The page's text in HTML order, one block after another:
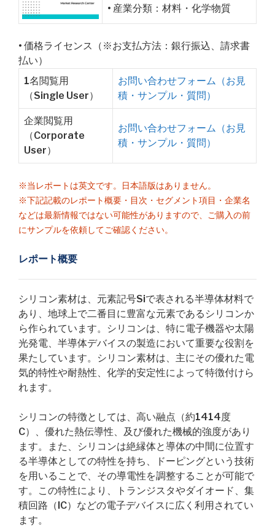
• 産業分類：材料・化学物質
• 価格ライセンス（※お支払方法：銀行振込、請求書
払い）
1名閲覧用
（Single User）
お問い合わせフォーム（お見
積・サンプル・質問）
企業閲覧用
（Corporate
User）
お問い合わせフォーム（お見
積・サンプル・質問）
※当レポートは英文です。日本語版はありません。
※下記記載のレポート概要・目次・セグメント項目・企業名
などは最新情報ではない可能性がありますので、ご購入の前
にサンプルを依頼してご確認ください。
レポート概要
シリコン素材は、元素記号Siで表される半導体材料で
あり、地球上で二番目に豊富な元素であるシリコンか
ら作られています。シリコンは、特に電子機器や太陽
光発電、半導体デバイスの製造において重要な役割を
果たしています。シリコン素材は、主にその優れた電
気的特性や耐熱性、化学的安定性によって特徴付けら
れます。
シリコンの特徴としては、高い融点（約1414度
C）、優れた熱伝導性、及び優れた機械的強度があり
ます。また、シリコンは絶縁体と導体の中間に位置す
る半導体としての特性を持ち、ドーピングという技術
を用いることで、その導電性を調整することが可能で
す。この特性により、トランジスタやダイオード、集
積回路（IC）などの電子デバイスに広く利用されてい
ます。